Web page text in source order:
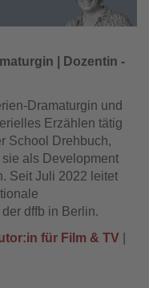
| Dozentin -
Dramaturgin und
Erzählen tätig
School Drehbuch,
als Development
Seit Juli 2022 leitet
dffb in Berlin.
für Film & TV